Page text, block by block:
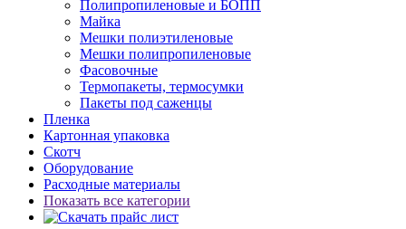
Полипропиленовые и БОПП
Майка
Мешки полиэтиленовые
Мешки полипропиленовые
Фасовочные
Термопакеты, термосумки
Пакеты под саженцы
Пленка
Картонная упаковка
Скотч
Оборудование
Расходные материалы
Показать все категории